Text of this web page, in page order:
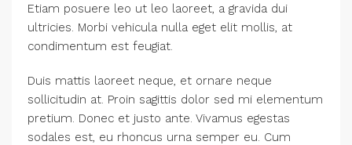
Etiam posuere leo ut leo laoreet, a gravida dui
ultricies. Morbi vehicula nulla eget elit mollis, at
condimentum est feugiat.
Duis mattis laoreet neque, et ornare neque
sollicitudin at. Proin sagittis dolor sed mi elementum
pretium. Donec et justo ante. Vivamus egestas
sodales est, eu rhoncus urna semper eu. Cum